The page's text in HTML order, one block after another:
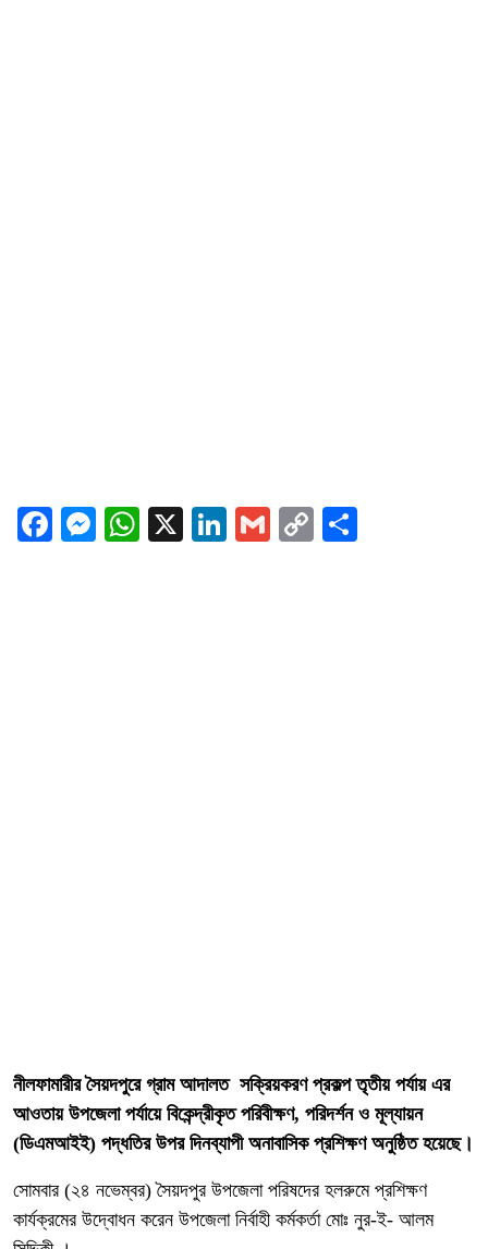
Facebook
Messenger
WhatsApp
X LinkedIn
GmailCopy
নীলফামারীর সৈয়দপুরে গ্রাম আদালত সক্রিয়করণ প্রকল্প তৃতীয় পর্যায় এর
আওতায় উপজেলা পর্যায়ে বিকেন্দ্রীকৃত পরিবীক্ষণ, পরিদর্শন ও মূল্যায়ন
(ডিএমআইই) পদ্ধতির উপর দিনব্যাপী অনাবাসিক প্রশিক্ষণ অনুষ্ঠিত হয়েছে।
সোমবার (২৪ নভেম্বর) সৈয়দপুর উপজেলা পরিষদের হলরুমে প্রশিক্ষণ
কার্যক্রমের উদ্বোধন করেন উপজেলা নির্বাহী কর্মকর্তা মোঃ নুর-ই- আলম